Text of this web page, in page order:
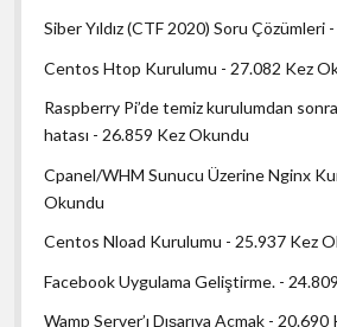
Siber Yıldız (CTF 2020) Soru Çözümleri
Centos Htop Kurulumu - 27.082 Kez
Raspberry Pi’de temiz kurulumdan
hatası - 26.859 Kez Okundu
Cpanel/WHM Sunucu Üzerine Nginx
Okundu
Centos Nload Kurulumu - 25.937 Kez
Facebook Uygulama Geliştirme. -
Wamp Server’ı Dışarıya Açmak - 20.690